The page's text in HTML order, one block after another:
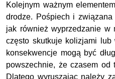
Kolejnym ważnym
drodze. Pośpiech i
jak również wyprzedzanie w
często skutkuje kolizjami lub
konsekwencje mogą być
powszechnie, że czasem od
Dlatego wyruszając należy